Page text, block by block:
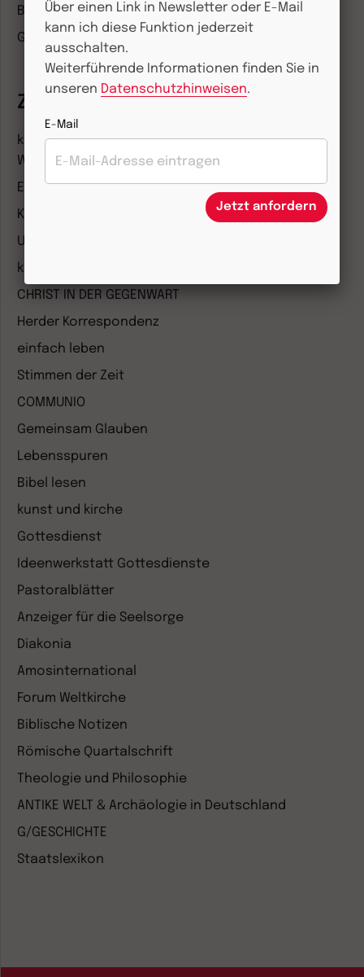
Besser leben
Geschichte & Wissen
Zeitschriften
kindergarten heute Fachmagazin, Leitungsheft &
Wenn Eltern Rat suchen
Entdeckungskiste
Kleinstkinder in Kita und Tagespflege
Unser Ganztag
kizz Elternwelt
CHRIST IN DER GEGENWART
Herder Korrespondenz
einfach leben
Stimmen der Zeit
COMMUNIO
Gemeinsam Glauben
Lebensspuren
Bibel lesen
kunst und kirche
Gottesdienst
Ideenwerkstatt Gottesdienste
Pastoralblätter
Anzeiger für die Seelsorge
Diakonia
Amosinternational
Forum Weltkirche
Biblische Notizen
Römische Quartalschrift
Theologie und Philosophie
ANTIKE WELT & Archäologie in Deutschland
G/GESCHICHTE
Staatslexikon
Über einen Link in Newsletter oder E-Mail
kann ich diese Funktion jederzeit
ausschalten.
Weiterführende Informationen finden Sie in
unseren Datenschutzhinweisen.
E-Mail
Jetzt anfordern